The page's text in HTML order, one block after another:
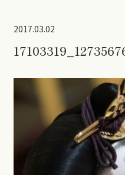
2017.03.02